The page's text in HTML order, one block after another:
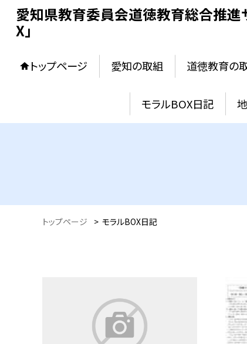
愛知県教育委員会道徳教育総合推進
X」
トップページ 愛知の取組 道徳教育の
モラルBOX日記
トップページ > モラルBOX日記